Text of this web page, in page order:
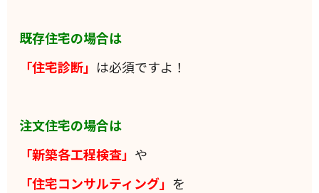
既存住宅の場合は
「住宅診断」 は必須ですよ！
注文住宅の場合は
「新築各工程検査」 や
「住宅コンサルティング」 を